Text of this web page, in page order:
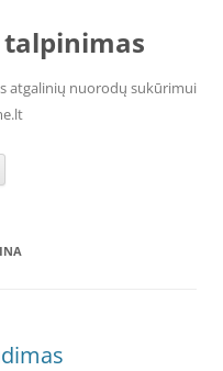
talpinimas
atgalinių nuorodų sukūrimui